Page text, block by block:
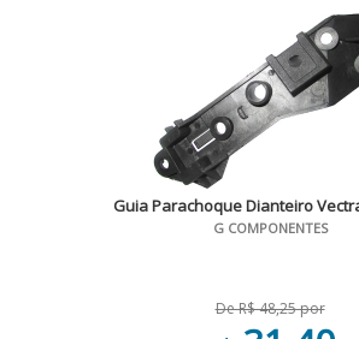
Guia Parachoque Dianteiro
G COMPONENTES
De R$ 48,25 por